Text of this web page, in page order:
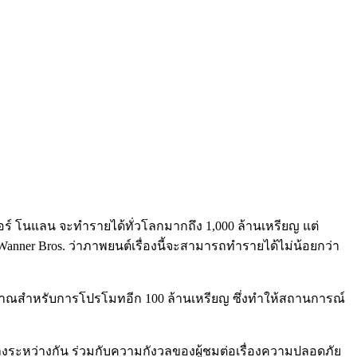
โนแลน จะทำรายได้ทั่วโลกมากถึง 1,000 ล้านเหรียญ แต่
Bros. ว่าภาพยนต์เรื่องนี้จะสามารถทำรายได้ไม่น้อยกว่า
าณสำหรับการโปรโมทอีก 100 ล้านเหรียญ ซึ่งทำให้สถานการณ์
ระหว่างกัน ร่วมกับความกังวลของผู้ชมต่อเรื่องความปลอดภัย